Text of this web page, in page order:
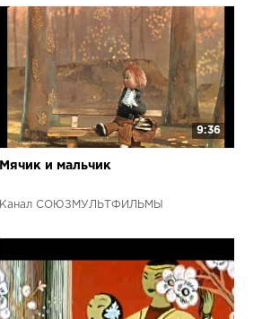
9:36
Мячик и мальчик
Канал СОЮЗМУЛЬТФИЛЬМЫ